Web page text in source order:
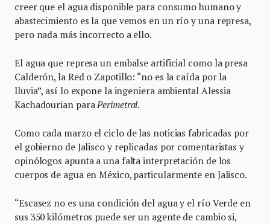
creer que el agua disponible para consumo humano y
abastecimiento es la que vemos en un río y una represa,
pero nada más incorrecto a ello.
El agua que represa un embalse artificial como la presa
Calderón, la Red o Zapotillo: “no es la caída por la
lluvia”, así lo expone la ingeniera ambiental Alessia
Kachadourian paraPerimetral.
Como cada marzo el ciclo de las noticias fabricadas por
el gobierno de Jalisco y replicadas por comentaristas y
opinólogos apunta a una falta interpretación de los
cuerpos de agua en México, particularmente en Jalisco.
“Escasez no es una condición del agua y el río Verde en
sus 350 kilómetros puede ser un agente de cambio si,